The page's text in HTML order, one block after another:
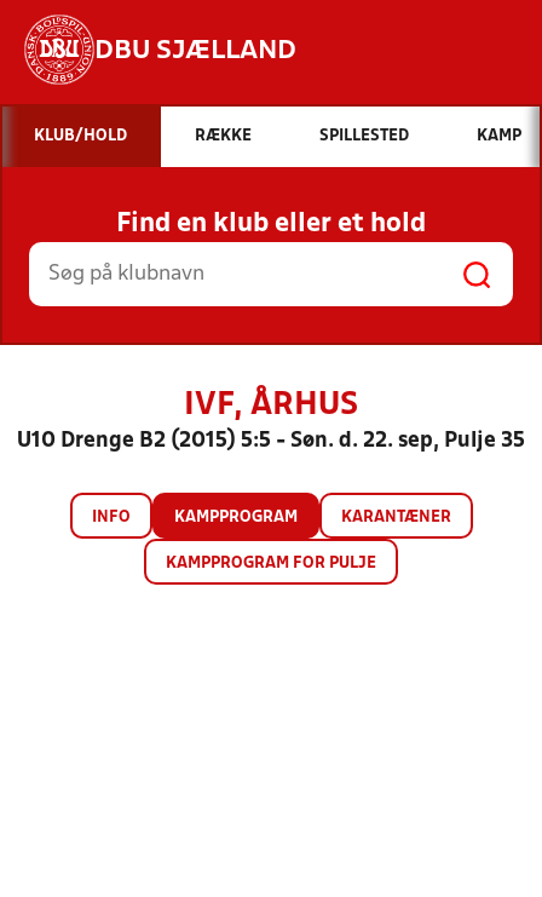
DBU SJÆLLAND
Hvad vil du søge efter?
INDHOLD OG NYHEDER
STILLINGER, RESULTATER, KLUBBER OG
HOLD
KLUB/HOLD RÆKKE SPILLESTED KAMP
Find en klub eller et hold
IVF, ÅRHUS
U10 Drenge B2 (2015) 5:5 - Søn. d. 22. sep, Pulje 35
INFO KAMPPROGRAM KARANTÆNER
KAMPPROGRAM FOR PULJE